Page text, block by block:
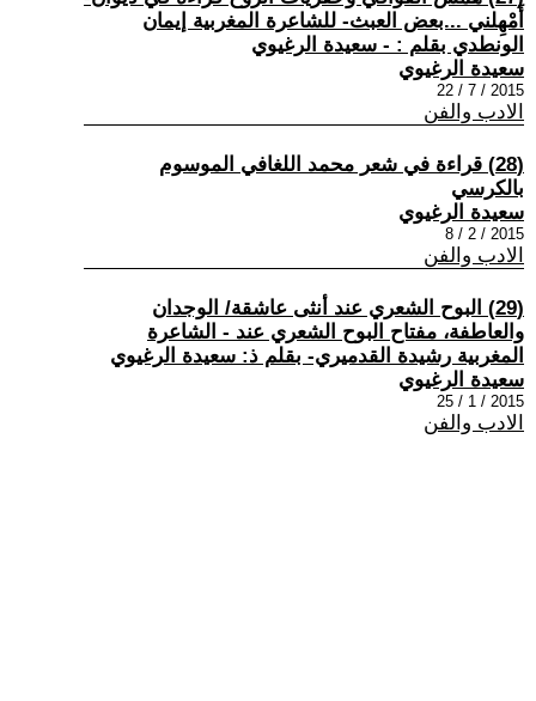
أَمْهِلني ...بعض العبث- للشاعرة المغربية إيمان
الونطدي بقلم : - سعيدة الرغيوي
سعيدة الرغيوي
2015 / 7 / 22
الادب والفن
(28) قراءة في شعر محمد اللغافي الموسوم
بالكرسي
سعيدة الرغيوي
2015 / 2 / 8
الادب والفن
(29) البوح الشعري عند أنثى عاشقة/ الوجدان
والعاطفة، مفتاح البوح الشعري عند - الشاعرة
المغربية رشيدة القدميري- بقلم ذ: سعيدة الرغيوي
سعيدة الرغيوي
2015 / 1 / 25
الادب والفن